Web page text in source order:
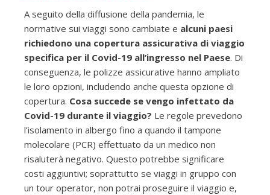
A seguito della diffusione della pandemia, le
normative sui viaggi sono cambiate e alcuni paesi
richiedono una copertura assicurativa di viaggio
specifica per il Covid-19 all’ingresso nel Paese. Di
conseguenza, le polizze assicurative hanno ampliato
le loro opzioni, includendo anche questa opzione di
copertura. Cosa succede se vengo infettato da
Covid-19 durante il viaggio? Le regole prevedono
l’isolamento in albergo fino a quando il tampone
molecolare (PCR) effettuato da un medico non
risaluterà negativo. Questo potrebbe significare
costi aggiuntivi; soprattutto se viaggi in gruppo con
un tour operator, non potrai proseguire il viaggio e,